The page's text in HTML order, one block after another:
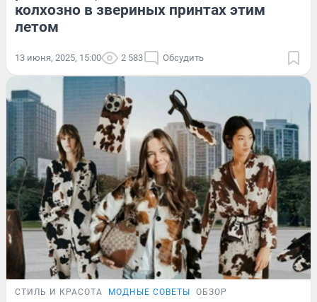
колхозно в звериных принтах этим
летом
13 июня, 2025, 15:00 2 583 Обсудить
СТИЛЬ И КРАСОТА МОДНЫЕ СОВЕТЫ ОБЗОР